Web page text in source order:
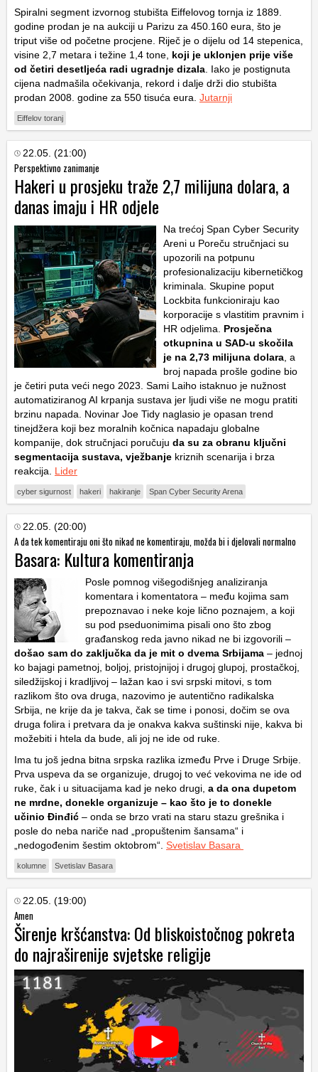
Spiralni segment izvornog stubišta Eiffelovog tornja iz 1889.
godine prodan je na aukciji u Parizu za 450.160 eura, što je
triput više od početne procjene. Riječ je o dijelu od 14 stepenica,
visine 2,7 metara i težine 1,4 tone, koji je uklonjen prije više
od četiri desetljeća radi ugradnje dizala . Iako je postignuta
cijena nadmašila očekivanja, rekord i dalje drži dio stubišta
prodan 2008. godine za 550 tisuća eura. Jutarnji
Eiffelov toranj
22.05. (21:00)
Perspektivno zanimanje
Hakeri u prosjeku traže 2,7 milijuna dolara, a
danas imaju i HR odjele
Na trećoj Span Cyber Security
Areni u Poreču stručnjaci su
upozorili na potpunu
profesionalizaciju kibernetičkog
kriminala. Skupine poput
Lockbita funkcioniraju kao
korporacije s vlastitim pravnim i
HR odjelima. Prosječna
otkupnina u SAD-u skočila
je na 2,73 milijuna dolara , a
broj napada prošle godine bio
je četiri puta veći nego 2023. Sami Laiho istaknuo je nužnost
automatiziranog AI krpanja sustava jer ljudi više ne mogu pratiti
brzinu napada. Novinar Joe Tidy naglasio je opasan trend
tinejdžera koji bez moralnih kočnica napadaju globalne
kompanije, dok stručnjaci poručuju da su za obranu ključni
segmentacija sustava, vježbanje kriznih scenarija i brza
reakcija. Lider
cyber sigurnost hakeri hakiranje Span Cyber Security Arena
22.05. (20:00)
A da tek komentiraju oni što nikad ne komentiraju, možda bi i djelovali normalno
Basara: Kultura komentiranja
Posle pomnog višegodišnjeg analiziranja
komentara i komentatora – među kojima sam
prepoznavao i neke koje lično poznajem, a koji
su pod pseduonimima pisali ono što zbog
građanskog reda javno nikad ne bi izgovorili –
došao sam do zaključka da je mit o dvema Srbijama – jednoj
ko bajagi pametnoj, boljoj, pristojnijoj i drugoj glupoj, prostačkoj,
siledžijskoj i kradljivoj – lažan kao i svi srpski mitovi, s tom
razlikom što ova druga, nazovimo je autentično radikalska
Srbija, ne krije da je takva, čak se time i ponosi, dočim se ova
druga folira i pretvara da je onakva kakva suštinski nije, kakva bi
možebiti i htela da bude, ali joj ne ide od ruke.
Ima tu još jedna bitna srpska razlika između Prve i Druge Srbije.
Prva uspeva da se organizuje, drugoj to već vekovima ne ide od
ruke, čak i u situacijama kad je neko drugi, a da ona dupetom
ne mrdne, donekle organizuje – kao što je to donekle
učinio Đinđić – onda se brzo vrati na staru stazu grešnika i
posle do neba nariče nad „propuštenim šansama“ i
„nedogođenim šestim oktobrom“. Svetislav Basara
kolumne Svetislav Basara
22.05. (19:00)
Amen
Širenje kršćanstva: Od bliskoistočnog pokreta
do najraširenije svjetske religije